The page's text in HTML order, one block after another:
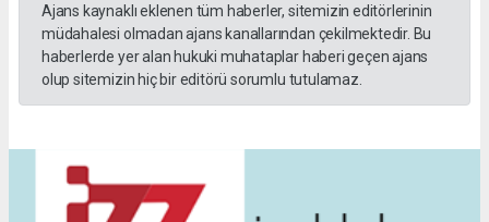
Ajans kaynaklı eklenen tüm haberler, sitemizin editörlerinin
müdahalesi olmadan ajans kanallarından çekilmektedir. Bu
haberlerde yer alan hukuki muhataplar haberi geçen ajans
olup sitemizin hiç bir editörü sorumlu tutulamaz.